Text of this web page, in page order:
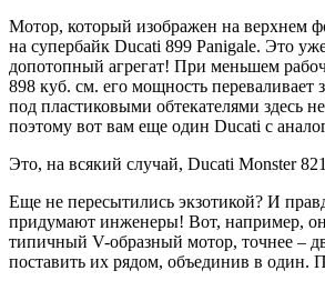
Мотор, который изображен на верхнем
на супербайк Ducati 899 Panigale. Это
допотопный агрегат! При меньшем
898 куб. см. его мощность переваливает
под пластиковыми обтекателями здесь
поэтому вот вам еще один Ducati с
Это, на всякий случай, Ducati Monster
Еще не пересытились экзотикой? И
придумают инженеры! Вот, например,
типичный V-образный мотор, точнее –
поставить их рядом, объединив в один.